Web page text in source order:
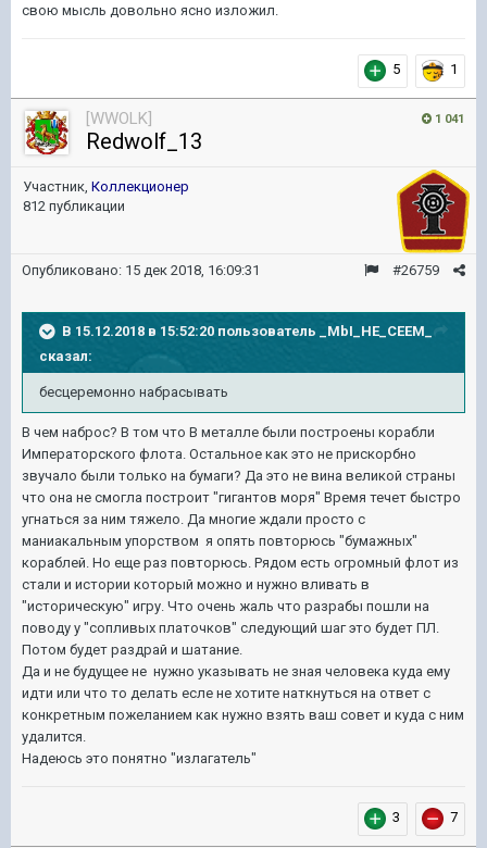
свою мысль довольно ясно изложил.
5 1
1 041
[WWOLK]
Redwolf_13
Участник, Коллекционер
812 публикации
#26759
Опубликовано: 15 дек 2018, 16:09:31
В 15.12.2018 в 15:52:20 пользователь
_MbI_HE_CEEM_
сказал:
бесцеремонно набрасывать
В чем наброс? В том что В металле были построены корабли
Императорского флота. Остальное как это не прискорбно
звучало были только на бумаги? Да это не вина великой страны
что она не смогла построит "гигантов моря" Время течет быстро
угнаться за ним тяжело. Да многие ждали просто с
маниакальным упорством я опять повторюсь "бумажных"
кораблей. Но еще раз повторюсь. Рядом есть огромный флот из
стали и истории который можно и нужно вливать в
"историческую" игру. Что очень жаль что разрабы пошли на
поводу у "сопливых платочков" следующий шаг это будет ПЛ.
Потом будет раздрай и шатание.
Да и не будущее не нужно указывать не зная человека куда ему
идти или что то делать есле не хотите наткнуться на ответ с
конкретным пожеланием как нужно взять ваш совет и куда с ним
удалится.
Надеюсь это понятно "излагатель"
3 7